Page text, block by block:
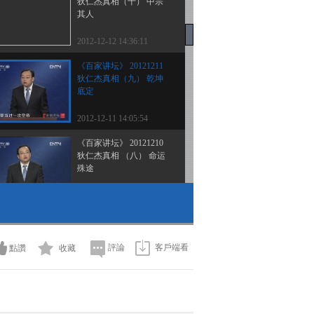
其人
2012-12-12 14:36:11
《百家讲坛》 20121211
狄仁杰真相（九） 乾坤
底定
2012-12-11 14:05:54
《百家讲坛》 20121210
狄仁杰真相 （八） 命运
殊途
子弟
2012-12-09 14:24:46
狄仁杰真相 （六） 拨云
點讚 收藏 評論 客戶端看